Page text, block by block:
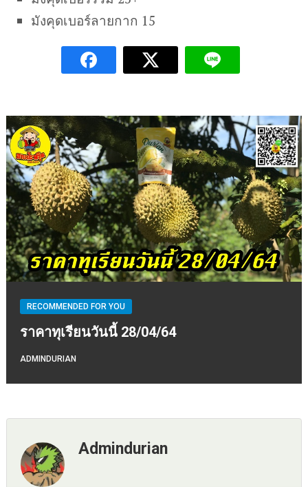
มังคุดเบอร์ลายกาก 15
RECOMMENDED FOR YOU
ราคาทุเรียนวันนี้ 28/04/64
ADMINDURIAN
Admindurian